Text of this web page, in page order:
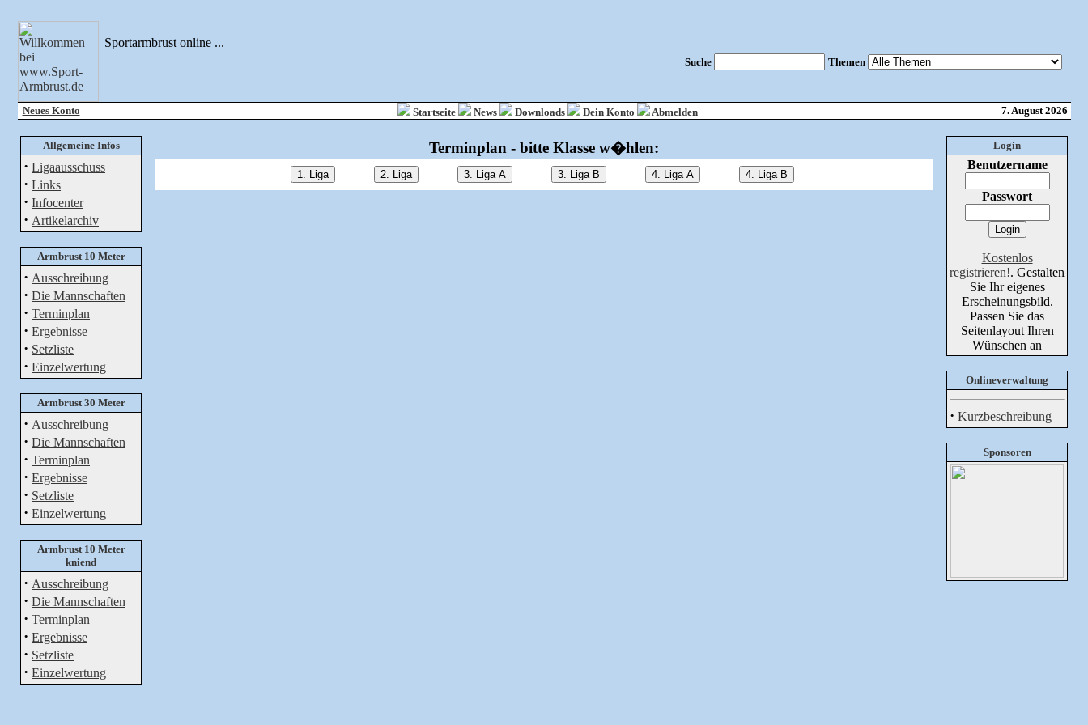
Sportarmbrust online ...
Suche Themen
Neues Konto Startseite News Downloads Dein Konto Abmelden 7. August 2026
Allgemeine Infos
· Ligaausschuss
· Links
· Infocenter
· Artikelarchiv
Armbrust 10 Meter
· Ausschreibung
· Die Mannschaften
· Terminplan
· Ergebnisse
· Setzliste
· Einzelwertung
Armbrust 30 Meter
· Ausschreibung
· Die Mannschaften
· Terminplan
· Ergebnisse
· Setzliste
· Einzelwertung
Armbrust 10 Meter
kniend
· Ausschreibung
· Die Mannschaften
· Terminplan
· Ergebnisse
· Setzliste
· Einzelwertung
Terminplan - bitte Klasse w�hlen: Login
Benutzername
Passwort
Kostenlos
registrieren!. Gestalten
Sie Ihr eigenes
Erscheinungsbild.
Passen Sie das
Seitenlayout Ihren
Wünschen an
Onlineverwaltung
· Kurzbeschreibung
Sponsoren